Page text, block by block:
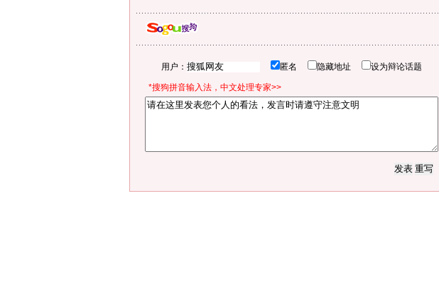
用户： 匿名 隐藏地址 设为辩论话题
*搜狗拼音输入法，中文处理专家>>